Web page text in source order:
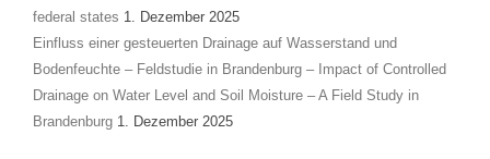
federal states 1. Dezember 2025
Einfluss einer gesteuerten Drainage auf Wasserstand und
Bodenfeuchte – Feldstudie in Brandenburg – Impact of Controlled
Drainage on Water Level and Soil Moisture – A Field Study in
Brandenburg 1. Dezember 2025